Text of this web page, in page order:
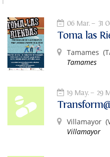
06 Mar. 31
Tamames
Tamames
19 May. 29
Villamayor
Villamayor